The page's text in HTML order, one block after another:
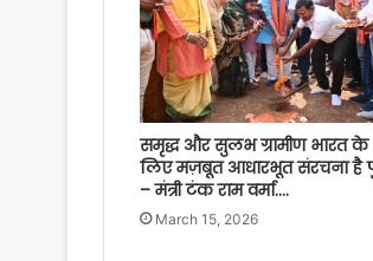
समृद्ध और सुलभ ग्रामीण भारत के
लिए मज़बूत आधारभूत संरचना है
– मंत्री टंक राम वर्मा….
March 15, 2026